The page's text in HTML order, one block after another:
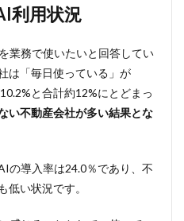
利用状況
業務で使いたいと回答してい
は「毎日使っている」が
と合計約12%にとどまっ
い不動産会社が多い結果とな
の導入率は24.0％であり、不
低い状況です。